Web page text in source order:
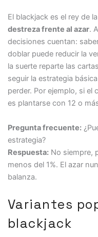
El blackjack es el rey de
destreza frente al azar.
decisiones cuentan:
doblar puede reducir la
la suerte reparte las
seguir la estrategia
perder. Por ejemplo, si el
es plantarse con 12 o
Pregunta frecuente:
estrategia?
Respuesta:No siempre,
menos del 1%. El azar
balanza.
Variantes
blackjack